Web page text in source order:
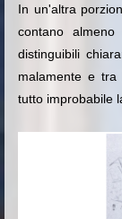
In un'altra
contano
distinguibili
malamente e
tutto improbabile